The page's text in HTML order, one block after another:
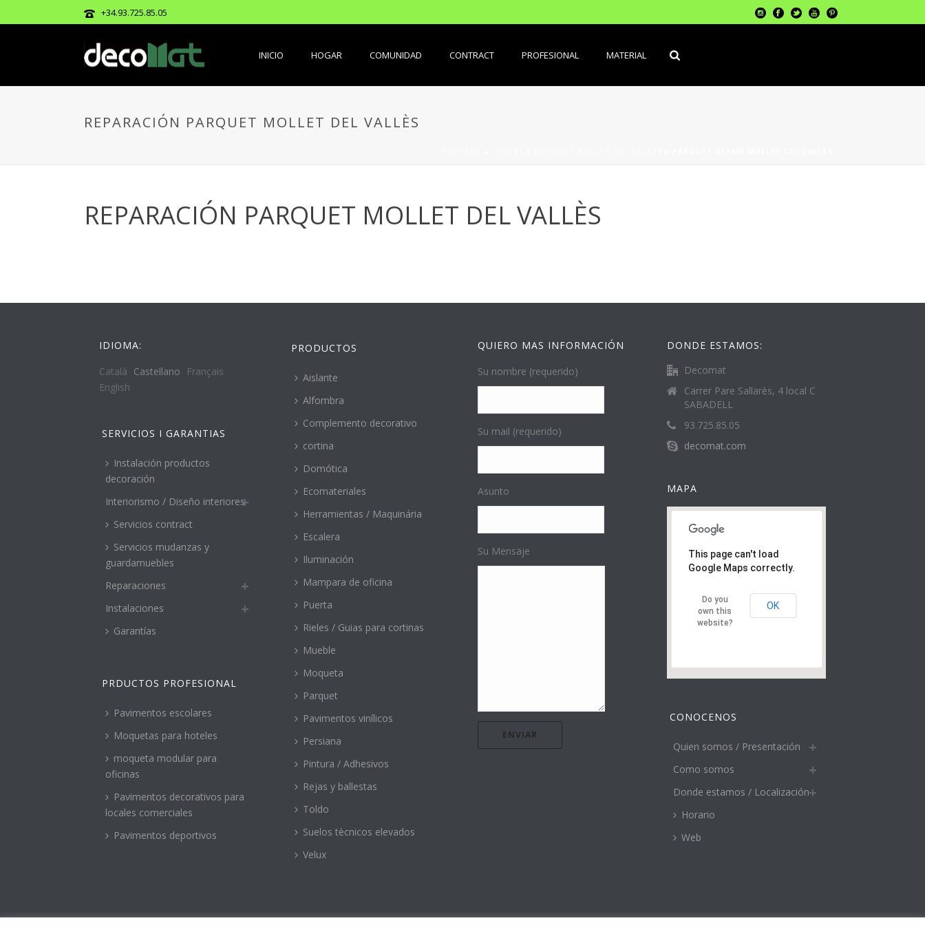
+34.93.725.85.05
INICIO HOGAR COMUNIDAD CONTRACT PROFESIONAL MATERIAL
REPARACIÓN PARQUET MOLLET DEL VALLÈS
REPARACIÓN PARQUET MOLLET DEL VALLÈS
IDIOMA:
Català Castellano
Français
English
SERVICIOS I GARANTIAS
Instalación productos
decoración
Interiorismo / Diseño interiores
Servicios contract
Servicios mudanzas y
guardamuebles
Reparaciones
Instalaciones
Garantías
PRDUCTOS PROFESIONAL
Pavimentos escolares
Moquetas para hoteles
moqueta modular para
oficinas
Pavimentos decorativos para
locales comerciales
Pavimentos deportivos
PRODUCTOS
Aislante
Alfombra
Complemento decorativo
cortina
Domótica
Ecomateriales
Herramientas / Maquinária
Escalera
Iluminación
Mampara de oficina
Puerta
Rieles / Guias para cortinas
Mueble
Moqueta
Parquet
Pavimentos vinílicos
Persiana
Pintura / Adhesivos
Rejas y ballestas
Toldo
Suelos tècnicos elevados
Velux
QUIERO MAS INFORMACIÓN
Su nombre (requerido)
Su mail (requerido)
Asunto
Su Mensaje
DONDE ESTAMOS:
Decomat
Carrer Pare Sallarès, 4 local C
SABADELL
93.725.85.05
decomat.com
MAPA
This page can't load
Google Maps correctly.
Do you
own this
website?
OK
CONOCENOS
Quien somos / Presentación
Como somos
Donde estamos / Localización
Horario
Web